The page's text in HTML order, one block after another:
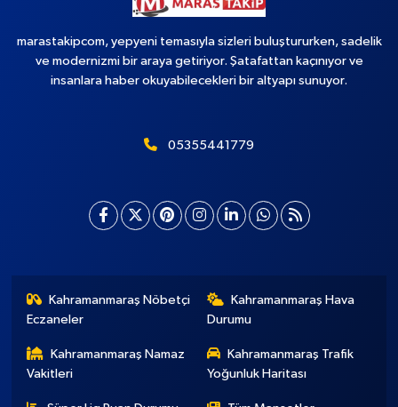
marastakipcom, yepyeni temasıyla sizleri buluştururken, sadelik
ve modernizmi bir araya getiriyor. Şatafattan kaçınıyor ve
insanlara haber okuyabilecekleri bir altyapı sunuyor.
05355441779
Kahramanmaraş Nöbetçi
Eczaneler
Kahramanmaraş Hava
Durumu
Kahramanmaraş Namaz
Vakitleri
Kahramanmaraş Trafik
Yoğunluk Haritası